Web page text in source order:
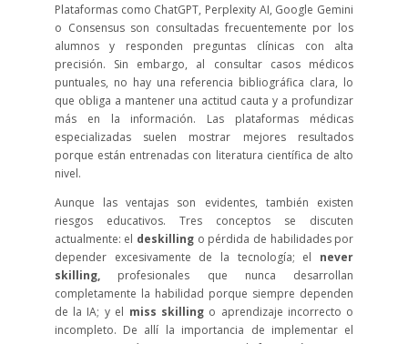
Plataformas como ChatGPT, Perplexity AI, Google Gemini
o Consensus son consultadas frecuentemente por los
alumnos y responden preguntas clínicas con alta
precisión. Sin embargo, al consultar casos médicos
puntuales, no hay una referencia bibliográfica clara, lo
que obliga a mantener una actitud cauta y a profundizar
más en la información. Las plataformas médicas
especializadas suelen mostrar mejores resultados
porque están entrenadas con literatura científica de alto
nivel.
Aunque las ventajas son evidentes, también existen
riesgos educativos. Tres conceptos se discuten
actualmente: el deskilling o pérdida de habilidades por
depender excesivamente de la tecnología; el never
skilling, profesionales que nunca desarrollan
completamente la habilidad porque siempre dependen
de la IA; y el miss skilling o aprendizaje incorrecto o
incompleto. De allí la importancia de implementar el